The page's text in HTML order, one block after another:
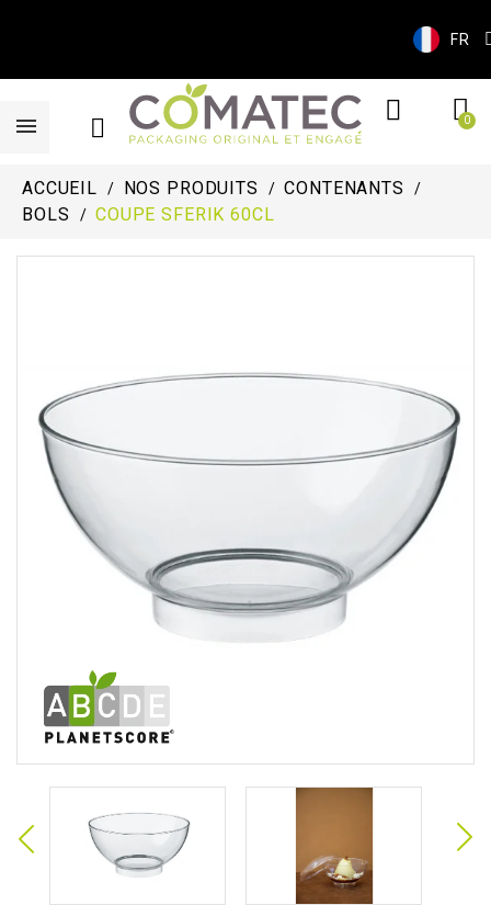
FR
ACCUEIL NOS PRODUITS
CONTENANTS
BOLS
COUPE SFERIK 60CL